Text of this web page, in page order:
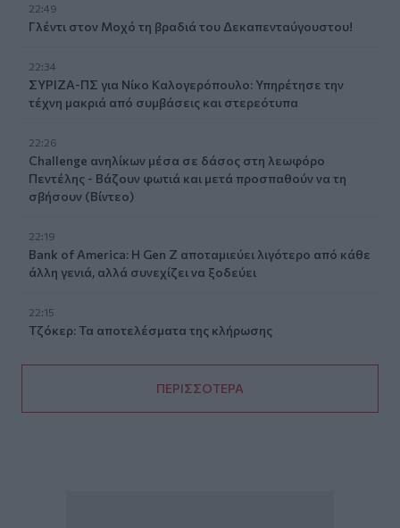
22:49
Γλέντι στον Μοχό τη βραδιά του Δεκαπενταύγουστου!
22:34
ΣΥΡΙΖΑ-ΠΣ για Νίκο Καλογερόπουλο: Υπηρέτησε την
τέχνη μακριά από συμβάσεις και στερεότυπα
22:26
Challenge ανηλίκων μέσα σε δάσος στη λεωφόρο
Πεντέλης - Βάζουν φωτιά και μετά προσπαθούν να τη
σβήσουν (Βίντεο)
22:19
Bank of America: Η Gen Z αποταμιεύει λιγότερο από κάθε
άλλη γενιά, αλλά συνεχίζει να ξοδεύει
22:15
Τζόκερ: Τα αποτελέσματα της κλήρωσης
ΠΕΡΙΣΣΟΤΕΡΑ